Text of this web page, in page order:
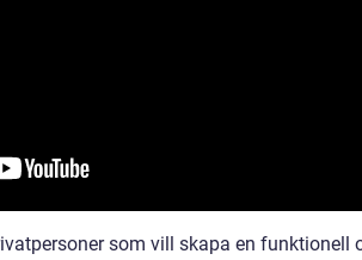
som vill skapa en funktionell